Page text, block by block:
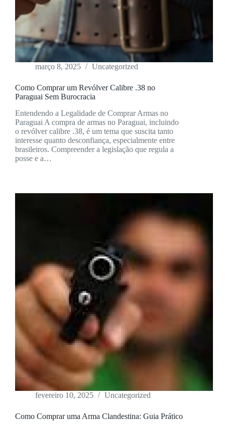
março 8, 2025 Uncategorized
Como Comprar um Revólver Calibre .38 no
Paraguai Sem Burocracia
Entendendo a Legalidade de Comprar Armas no
Paraguai A compra de armas no Paraguai, incluindo
o revólver calibre .38, é um tema que suscita tanto
interesse quanto desconfiança, especialmente entre
brasileiros. Compreender a legislação que regula a
posse e a…
fevereiro 10, 2025 Uncategorized
Como Comprar uma Arma Clandestina: Guia Prático